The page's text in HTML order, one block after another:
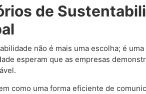
de
não é mais uma escolha; é
esperam que as empresas
como uma forma eficiente de